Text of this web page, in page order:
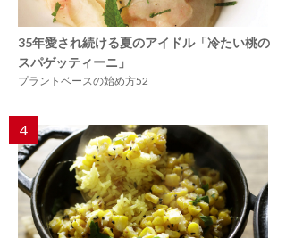
35年愛され続ける夏のアイドル「冷たい桃の
スパゲッティーニ」
プラントベースの始め方52
4